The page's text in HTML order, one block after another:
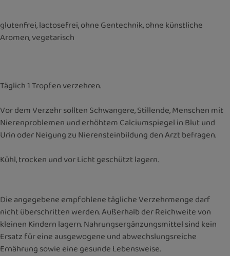
glutenfrei, lactosefrei, ohne Gentechnik, ohne künstliche
Aromen, vegetarisch
Täglich 1 Tropfen verzehren.
Vor dem Verzehr sollten Schwangere, Stillende, Menschen mit
Nierenproblemen und erhöhtem Calciumspiegel in Blut und
Urin oder Neigung zu Nierensteinbildung den Arzt befragen.
Kühl, trocken und vor Licht geschützt lagern.
Die angegebene empfohlene tägliche Verzehrmenge darf
nicht überschritten werden. Außerhalb der Reichweite von
kleinen Kindern lagern. Nahrungsergänzungsmittel sind kein
Ersatz für eine ausgewogene und abwechslungsreiche
Ernährung sowie eine gesunde Lebensweise.